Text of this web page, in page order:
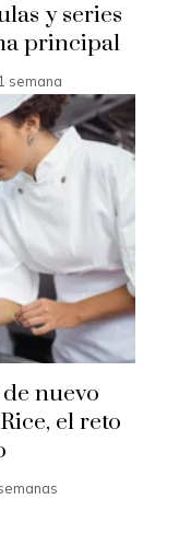
y series
principal
semana
nuevo
el reto